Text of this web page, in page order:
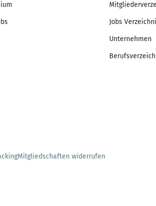
Jobs
Unternehmen
Mitgliedschaften widerrufen